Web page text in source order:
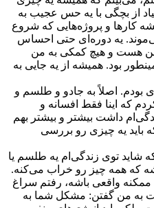
از بچگی با یه حس عجیب به
کارها و پروژه‌هایی که شروع
یه دوره‌ای حتی احساس
هست و هیچ کمکی به من
بود. همیشه از یه جایی به
بودم. اصلاً به جادو و طلسم و
که اینا فقط افسانه و
داشت بیشتر و بیشتر بهم
باید یه چیزی رو بررسی
شاید توی زندگی‌ام یه طلسم یا
که همه چیز رو خراب می‌کنه.
واقعی باشه، رفتم سراغ
به من گفتن: مشکل شما به